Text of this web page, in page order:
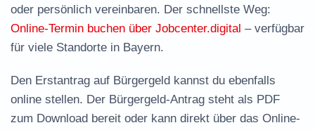
oder persönlich vereinbaren. Der schnellste Weg:
Online-Termin buchen über Jobcenter.digital – verfügbar
für viele Standorte in Bayern.
Den Erstantrag auf Bürgergeld kannst du ebenfalls
online stellen. Der Bürgergeld-Antrag steht als PDF
zum Download bereit oder kann direkt über das Online-